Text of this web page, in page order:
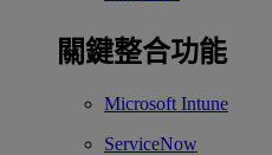
關鍵整合功能
Microsoft Intune
ServiceNow